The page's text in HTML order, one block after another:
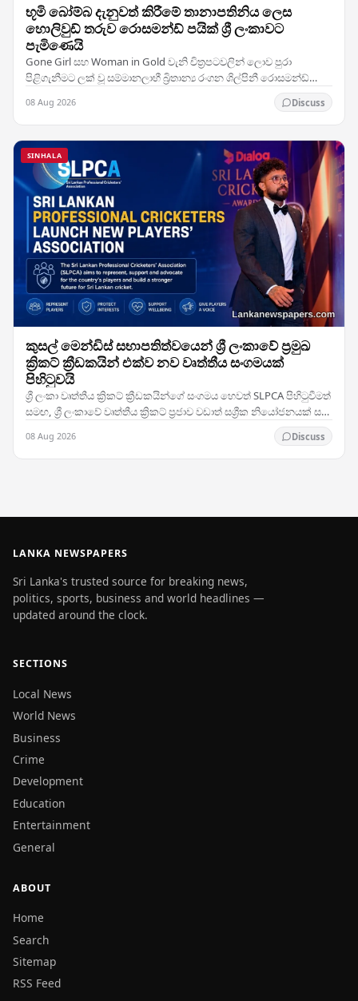
භූමි බෝම්බ දැනුවත් කිරීමේ තානාපතිනිය ලෙස
හොලිවුඩ් තරුව රොසමන්ඩ් පයික් ශ්‍රී ලංකාවට
පැමිණෙයි
Gone Girl සහ Woman in Gold වැනි චිත්‍රපටවලින් ලොව පුරා
පිළිගැනීමට ලක් වූ සම්මානලාභී බ්‍රිතාන්‍ය රංගන ශිල්පිනී රොසමන්ඩ්
08 Aug 2026 Discuss
SINHALA
කුසල් මෙන්ඩිස් සභාපතිත්වයෙන් ශ්‍රී ලංකාවේ ප්‍රමුඛ
ක්‍රිකට් ක්‍රීඩකයින් එක්ව නව වෘත්තීය සංගමයක්
පිහිටුවයි
ශ්‍රී ලංකා වෘත්තීය ක්‍රිකට් ක්‍රීඩකයින්ගේ සංගමය හෙවත් SLPCA පිහිටුවීමත්
සමඟ, ශ්‍රී ලංකාවේ වෘත්තීය ක්‍රිකට් ප්‍රජාව වඩාත් සශ්‍රීක නියෝජනයක් සහ
08 Aug 2026 Discuss
LANKA NEWSPAPERS
Sri Lanka's trusted source for breaking news,
politics, sports, business and world headlines —
updated around the clock.
SECTIONS
Local News
World News
Business
Crime
Development
Education
Entertainment
General
ABOUT
Home
Search
Sitemap
RSS Feed